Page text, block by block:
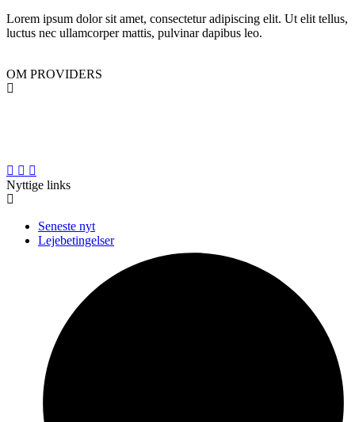
Lorem ipsum dolor sit amet, consectetur adipiscing elit. Ut elit tellus,
luctus nec ullamcorper mattis, pulvinar dapibus leo.
OM PROVIDERS
Nyttige links
Seneste nyt
Lejebetingelser